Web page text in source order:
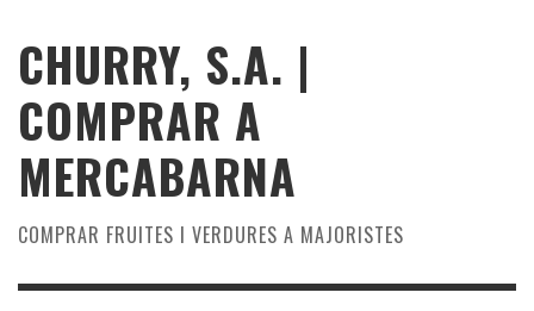
CHURRY, S.A. |
COMPRAR A
MERCABARNA
COMPRAR FRUITES I VERDURES A MAJORISTES